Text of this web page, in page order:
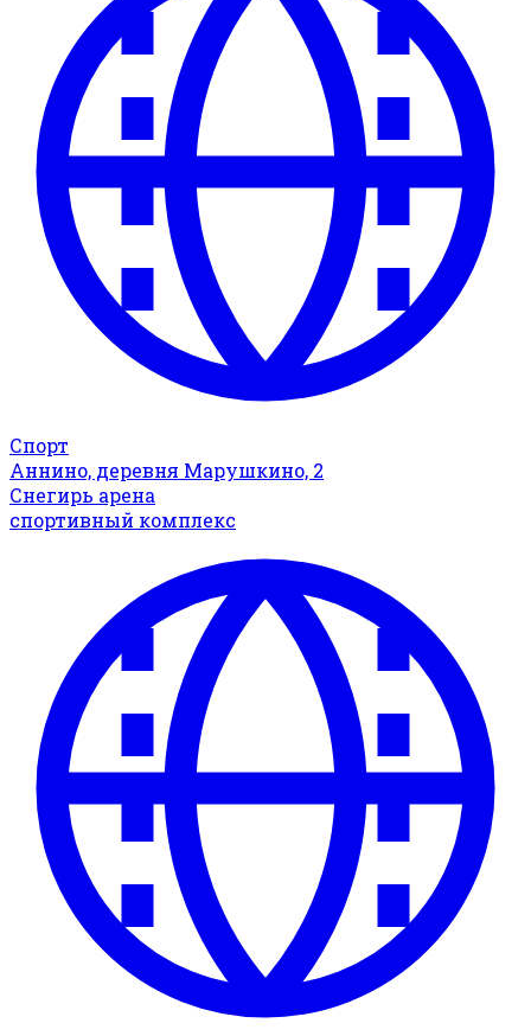
Спорт
Аннино, деревня Марушкино, 2
Снегирь арена
спортивный комплекс